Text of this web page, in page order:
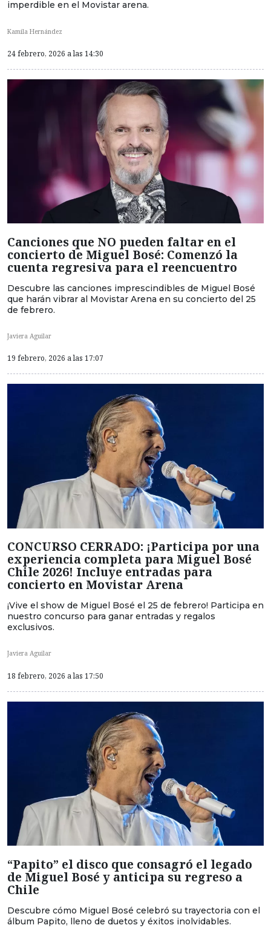
imperdible en el Movistar arena.
Kamila Hernández
24 febrero, 2026 a las 14:30
Canciones que NO pueden faltar en el
concierto de Miguel Bosé: Comenzó la
cuenta regresiva para el reencuentro
Descubre las canciones imprescindibles de Miguel Bosé
que harán vibrar al Movistar Arena en su concierto del 25
de febrero.
Javiera Aguilar
19 febrero, 2026 a las 17:07
CONCURSO CERRADO: ¡Participa por una
experiencia completa para Miguel Bosé
Chile 2026! Incluye entradas para
concierto en Movistar Arena
¡Vive el show de Miguel Bosé el 25 de febrero! Participa en
nuestro concurso para ganar entradas y regalos
exclusivos.
Javiera Aguilar
18 febrero, 2026 a las 17:50
“Papito” el disco que consagró el legado
de Miguel Bosé y anticipa su regreso a
Chile
Descubre cómo Miguel Bosé celebró su trayectoria con el
álbum Papito, lleno de duetos y éxitos inolvidables.